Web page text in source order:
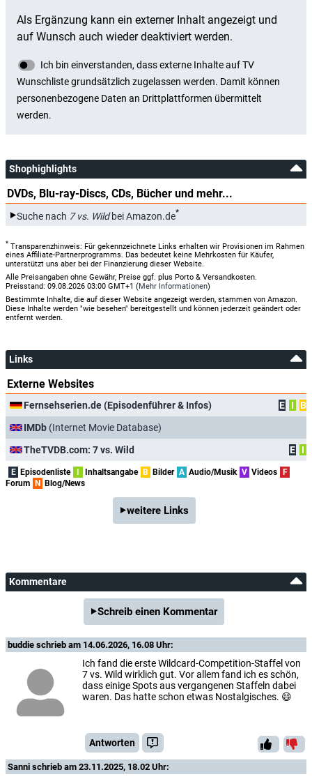
Shophighlights
DVDs, Blu-ray-Discs, CDs, Bücher und mehr...
Suche nach 7 vs. Wildbei Amazon.de*
* Transparenzhinweis: Für gekennzeichnete Links erhalten wir Provisionen im Rahmen
eines Affiliate-Partnerprogramms. Das bedeutet keine Mehrkosten für Käufer,
unterstützt uns aber bei der Finanzierung dieser Website.
Alle Preisangaben ohne Gewähr, Preise ggf. plus Porto & Versandkosten.
Preisstand: 09.08.2026 03:00 GMT+1 (Mehr Informationen)
Bestimmte Inhalte, die auf dieser Website angezeigt werden, stammen von Amazon.
Diese Inhalte werden "wie besehen" bereitgestellt und können jederzeit geändert oder
entfernt werden.
Links
Externe Websites
Fernsehserien.de (Episodenführer & Infos) E I
B
IMDb (Internet Movie Database)
TheTVDB.com: 7 vs. Wild
E I
E Episodenliste Inhaltsangabe B Bilder A Audio/Musik V Videos
F
Forum
N Blog/News
weitere Links
Kommentare
Schreib einen Kommentar
buddie schrieb am 14.06.2026, 16.08 Uhr:
Ich fand die erste Wildcard-Competition-Staffel von
7 vs. Wild wirklich gut. Vor allem fand ich es schön,
dass einige Spots aus vergangenen Staffeln dabei
waren. Das hatte schon etwas Nostalgisches. 😄
Antworten
Sanni schrieb am 23.11.2025, 18.02 Uhr: